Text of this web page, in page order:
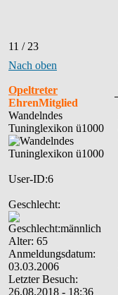
11 / 23
Nach oben
Opeltreter
EhrenMitglied
Wandelndes
Tuninglexikon ü1000
User-ID:6
Geschlecht:
Alter: 65
Anmeldungsdatum:
03.03.2006
Letzter Besuch:
26.08.2018 - 18:36